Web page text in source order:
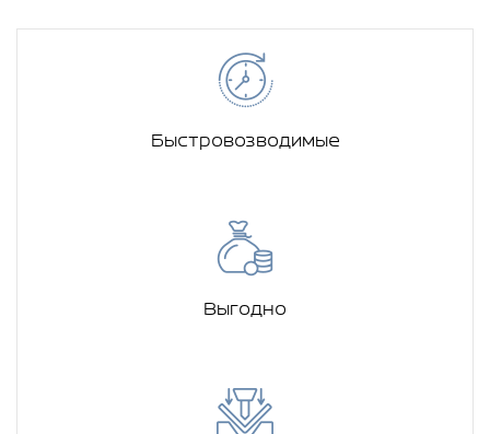
Быстровозводимые
Выгодно